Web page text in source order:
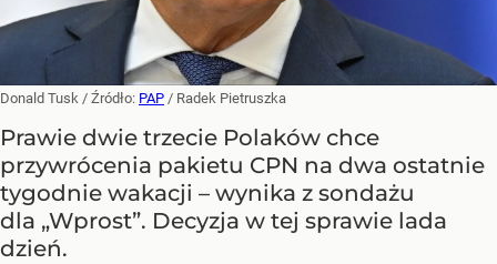
Donald Tusk / Źródło: PAP / Radek Pietruszka
Prawie dwie trzecie Polaków chce
przywrócenia pakietu CPN na dwa ostatnie
tygodnie wakacji – wynika z sondażu
dla „Wprost”. Decyzja w tej sprawie lada
dzień.